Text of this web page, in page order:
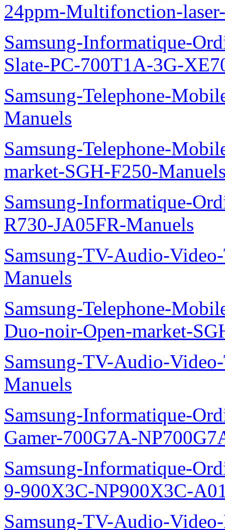
24ppm-Multifonction-
Samsung-Informatique-
Slate-PC-700T1A-3G-
Samsung-Telephone-
Manuels
Samsung-Telephone-
market-SGH-F250-
Samsung-Informatique-
R730-JA05FR-Manuels
Samsung-TV-Audio-
Manuels
Samsung-Telephone-
Duo-noir-Open-market-
Samsung-TV-Audio-
Manuels
Samsung-Informatique-
Gamer-700G7A-
Samsung-Informatique-
9-900X3C-NP900X3C-
Samsung-TV-Audio-